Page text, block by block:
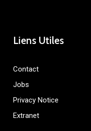
Liens Utiles
Contact
Jobs
Privacy Notice
Extranet